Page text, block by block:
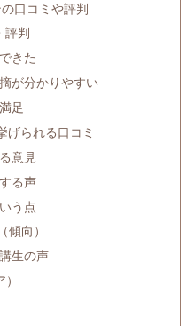
口コミや評判
評判
きた
が分かりやすい
足
げられる口コミ
意見
る声
う点
傾向）
生の声